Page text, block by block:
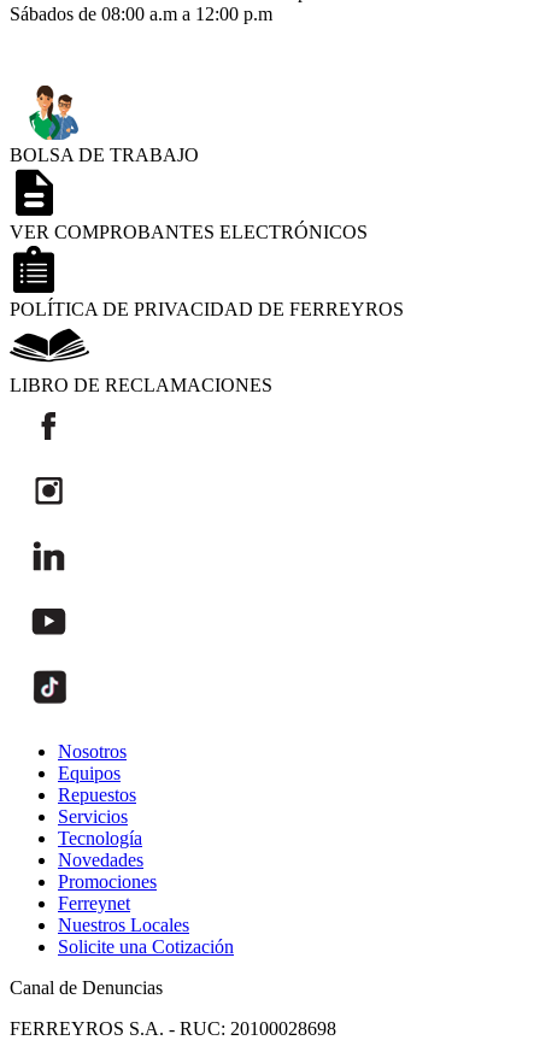
Sábados de 08:00 a.m a 12:00 p.m
BOLSA DE TRABAJO
VER COMPROBANTES ELECTRÓNICOS
POLÍTICA DE PRIVACIDAD DE FERREYROS
LIBRO DE RECLAMACIONES
Nosotros
Equipos
Repuestos
Servicios
Tecnología
Novedades
Promociones
Ferreynet
Nuestros Locales
Solicite una Cotización
Canal de Denuncias
FERREYROS S.A. - RUC: 20100028698